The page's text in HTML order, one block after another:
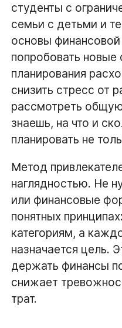
студенты с
семьи с детьми и
основы
попробовать новые
планирования
снизить стресс от
рассмотреть
знаешь, на что и
планировать не
Метод
наглядностью. Не
или финансовые
понятных
категориям, а
назначается цель.
держать финансы
снижает
трат.